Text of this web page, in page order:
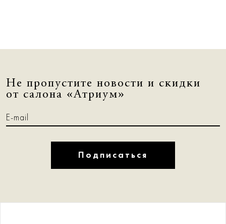
Не пропустите новости и скидки
от салона «Атриум»
Подписаться